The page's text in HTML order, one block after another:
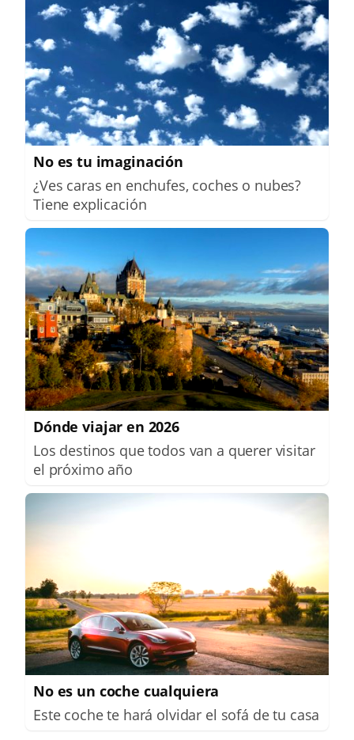
No es tu imaginación
¿Ves caras en enchufes, coches o nubes?
Tiene explicación
Dónde viajar en 2026
Los destinos que todos van a querer visitar
el próximo año
No es un coche cualquiera
Este coche te hará olvidar el sofá de tu casa